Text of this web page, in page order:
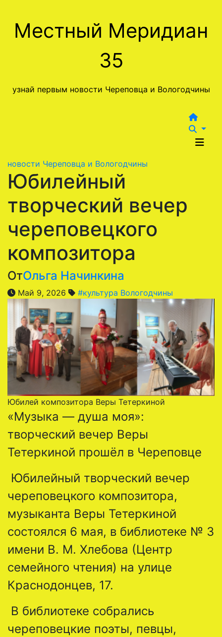
содержимому
Местный Меридиан
35
узнай первым новости Череповца и Вологодчины
новости Череповца и Вологодчины
Юбилейный
творческий вечер
череповецкого
композитора
ОтОльга Начинкина
Май 9, 2026 #культура Вологодчины
Юбилей композитора Веры Тетеркиной
«Музыка — душа моя»:
творческий вечер Веры
Тетеркиной прошёл в Череповце
Юбилейный творческий вечер
череповецкого композитора,
музыканта Веры Тетеркиной
состоялся 6 мая, в библиотеке № 3
имени В. М. Хлебова (Центр
семейного чтения) на улице
Краснодонцев, 17.
В библиотеке собрались
череповецкие поэты, певцы,